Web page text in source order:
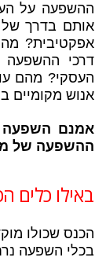
ההשפעה על
אותם בדרך של
אפקטיבית?
דרכי ההשפעה
העסקי? מהם
אנוש מקומיים
אמנם השפעה
ההשפעה של
באילו כלים
הכנס שכולו
בכלי השפעה